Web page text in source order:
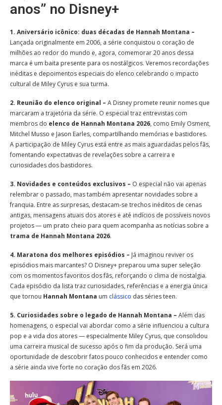
anos” no Disney+
1. Aniversário icônico: duas décadas de Hannah Montana –
Lançada originalmente em 2006, a série conquistou o coração de
milhões ao redor do mundo e, agora, comemorar 20 anos dessa
marca é um baita presente para os nostálgicos. Veremos recordações
inéditas e depoimentos especiais do elenco celebrando o impacto
cultural de Miley Cyrus e sua turma.
2. Reunião do elenco original – A Disney promete reunir nomes que
marcaram a trajetória da série. O especial traz entrevistas com
membros do elenco de Hannah Montana 2026, como Emily Osment,
Mitchel Musso e Jason Earles, compartilhando memórias e bastidores.
A participação de Miley Cyrus está entre as mais aguardadas pelos fãs,
fomentando expectativas de revelações sobre a carreira e
curiosidades dos bastidores.
3. Novidades e conteúdos exclusivos – O especial não vai apenas
relembrar o passado, mas também apresentar novidades sobre a
franquia. Entre as surpresas, destacam-se trechos inéditos de cenas
antigas, mensagens atuais dos atores e até indícios de possíveis novos
projetos — um prato cheio para quem acompanha as notícias sobre a
trama de Hannah Montana 2026.
4. Maratona dos melhores episódios – Já imaginou reviver os
episódios mais marcantes? O Disney+ preparou uma super seleção
com os momentos favoritos dos fãs, reforçando o clima de nostalgia.
Cada episódio da lista traz curiosidades, referências e a energia única
que tornou Hannah Montana um clássico das séries teen.
5. Curiosidades sobre o legado de Hannah Montana – Além das
homenagens, o especial vai abordar como a série influenciou a cultura
pop e a vida dos atores — especialmente Miley Cyrus, que consolidou
uma carreira musical de sucesso após o fim da produção. Será uma
oportunidade de descobrir fatos pouco conhecidos e entender como
a série ainda vive forte no coração dos fãs em 2026.